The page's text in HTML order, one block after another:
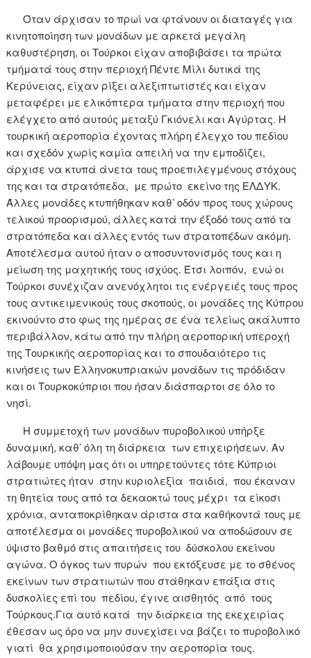
Όταν άρχισαν το πρωί να φτάνουν οι διαταγές για
κινητοποίηση των μονάδων με αρκετά μεγάλη
καθυστέρηση, οι Τούρκοι είχαν αποβιβάσει τα πρώτα
τμήματά τους στην περιοχή Πέντε Μίλι δυτικά της
Κερύνειας, είχαν ρίξει αλεξιπτωτιστές και είχαν
μεταφέρει με ελικόπτερα τμήματα στην περιοχή που
ελέγχετο από αυτούς μεταξύ Γκιόνελι και Αγύρτας. Η
τουρκική αεροπορία έχοντας πλήρη έλεγχο του πεδίου
και σχεδόν χωρίς καμία απειλή να την εμποδίζει,
άρχισε να κτυπά άνετα τους προεπιλεγμένους στόχους
της και τα στρατόπεδα, με πρώτο εκείνο της ΕΛΔΥΚ.
Άλλες μονάδες κτυπήθηκαν καθ’ οδόν προς τους χώρους
τελικού προορισμού, άλλες κατά την έξοδό τους από τα
στρατόπεδα και άλλες εντός των στρατοπέδων ακόμη.
Αποτέλεσμα αυτού ήταν ο αποσυντονισμός τους και η
μείωση της μαχητικής τους ισχύος. Έτσι λοιπόν, ενώ οι
Τούρκοι συνέχιζαν ανενόχλητοι τις ενέργειές τους προς
τους αντικειμενικούς τους σκοπούς, οι μονάδες της Κύπρου
εκινούντο στο φως της ημέρας σε ένα τελείως ακάλυπτο
περιβάλλον, κάτω από την πλήρη αεροπορική υπεροχή
της Τουρκικής αεροπορίας και το σπουδαιότερο τις
κινήσεις των Ελληνοκυπριακών μονάδων τις πρόδιδαν
και οι Τουρκοκύπριοι που ήσαν διάσπαρτοι σε όλο το
νησί.
Η συμμετοχή των μονάδων πυροβολικού υπήρξε
δυναμική, καθ’ όλη τη διάρκεια των επιχειρήσεων. Αν
λάβουμε υπόψη μας ότι οι υπηρετούντες τότε Κύπριοι
στρατιώτες ήταν στην κυριολεξία παιδιά, που έκαναν
τη θητεία τους από τα δεκαοκτώ τους μέχρι τα είκοσι
χρόνια, ανταποκρίθηκαν άριστα στα καθήκοντά τους με
αποτέλεσμα οι μονάδες πυροβολικού να αποδώσουν σε
ύψιστο βαθμό στις απαιτήσεις του δύσκολου εκείνου
αγώνα. Ο όγκος των πυρών που εκτόξευσε με το σθένος
εκείνων των στρατιωτών που στάθηκαν επάξια στις
δυσκολίες επί του πεδίου, έγινε αισθητός από τους
Τούρκους.Για αυτό κατά την διάρκεια της εκεχειρίας
έθεσαν ως όρο να μην συνεχίσει να βάζει το πυροβολικό
γιατί θα χρησιμοποιούσαν την αεροπορία τους.